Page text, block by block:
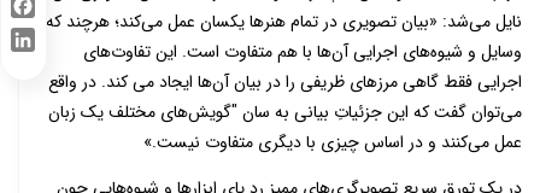
نایل می‌شد: «بیان تصویری در تمام هنرها یکسان عمل می‌کند؛ هرچند که
وسایل و شیوه‌های اجرایی آن‌ها با هم متفاوت است. این تفاوت‌های
اجرایی فقط گاهی مرزهای ظریفی را در بیان آن‌ها ایجاد می کند. در واقع
می‌توان گفت که این جزئیاتِ بیانی به سان "گویش‌های مختلف یک زبان
عمل می‌کنند و در اساس چیزی با دیگری متفاوت نیست.»
Facebook